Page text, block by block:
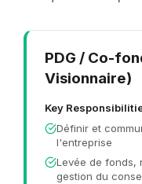
PDG / Co-
Visionnaire)
Key
Définir et
l'entreprise
Levée de fonds,
gestion du